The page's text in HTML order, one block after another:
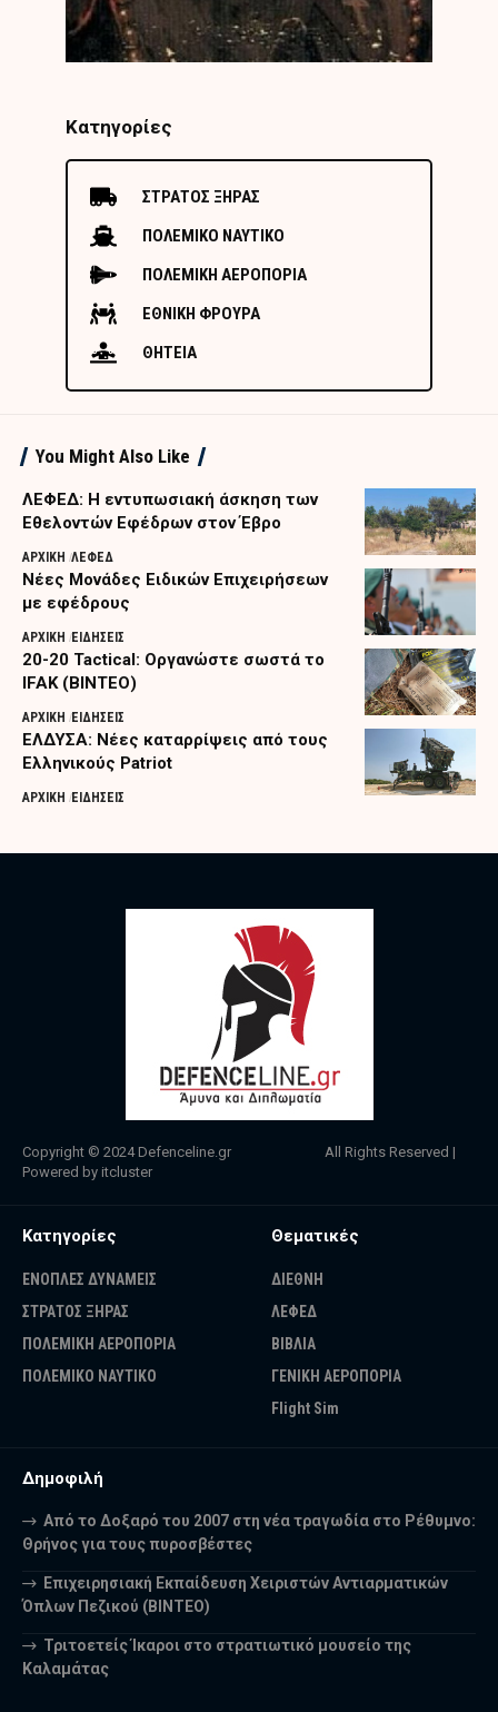
Κατηγορίες
ΣΤΡΑΤΟΣ ΞΗΡΑΣ
ΠΟΛΕΜΙΚΟ ΝΑΥΤΙΚΟ
ΠΟΛΕΜΙΚΗ ΑΕΡΟΠΟΡΙΑ
ΕΘΝΙΚΗ ΦΡΟΥΡΑ
ΘΗΤΕΙΑ
You Might Also Like
ΛΕΦΕΔ: Η εντυπωσιακή άσκηση των
Εθελοντών Εφέδρων στον Έβρο
ΑΡΧΙΚΗ ΛΕΦΕΔ
Nέες Μονάδες Ειδικών Επιχειρήσεων
με εφέδρους
ΑΡΧΙΚΗ ΕΙΔΗΣΕΙΣ
20-20 Tactical: Οργανώστε σωστά το
IFAK (ΒΙΝΤΕΟ)
ΑΡΧΙΚΗ ΕΙΔΗΣΕΙΣ
ΕΛΔΥΣΑ: Νέες καταρρίψεις από τους
Ελληνικούς Patriot
ΑΡΧΙΚΗ ΕΙΔΗΣΕΙΣ
Copyright © 2024 Defenceline.gr All Rights Reserved |
Powered by itcluster
Κατηγορίες
ΕΝΟΠΛΕΣ ΔΥΝΑΜΕΙΣ
ΣΤΡΑΤΟΣ ΞΗΡΑΣ
ΠΟΛΕΜΙΚΗ ΑΕΡΟΠΟΡΙΑ
ΠΟΛΕΜΙΚΟ ΝΑΥΤΙΚΟ
Θεματικές
ΔΙΕΘΝΗ
ΛΕΦΕΔ
ΒΙΒΛΙΑ
ΓΕΝΙΚΗ ΑΕΡΟΠΟΡΙΑ
Flight Sim
Δημοφιλή
Από το Δοξαρό του 2007 στη νέα τραγωδία στο Ρέθυμνο:
Θρήνος για τους πυροσβέστες
Επιχειρησιακή Εκπαίδευση Χειριστών Αντιαρματικών
Όπλων Πεζικού (ΒΙΝΤΕΟ)
Τριτοετείς Ίκαροι στο στρατιωτικό μουσείο της
Καλαμάτας